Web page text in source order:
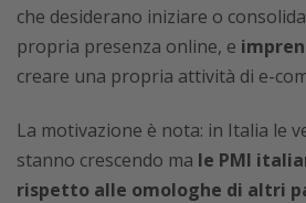
che desiderano iniziare o
propria presenza online, e
creare una propria attività di e-
La motivazione è nota: in Italia le
stanno crescendo ma le PMI
rispetto alle omologhe di altri